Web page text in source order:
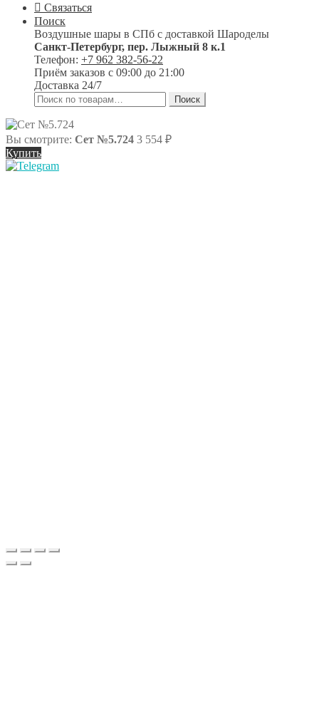
Связаться
Поиск
Воздушные шары в СПб с доставкой Шароделы
Санкт-Петербург, пер. Лыжный 8 к.1
Телефон: +7 962 382-56-22
Приём заказов с 09:00 до 21:00
Доставка 24/7
Искать:
Поиск
Вы смотрите: Сет №5.724 3 554 ₽
Купить